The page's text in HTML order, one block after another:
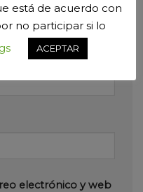
electrónico y web
está de acuerdo con
no participar si lo
ACEPTAR